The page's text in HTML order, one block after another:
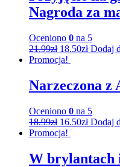
Nagroda za
Oceniono 0 na 5
21.99zł 18.50zł Dodaj
Promocja!
Narzeczona z
Oceniono 0 na 5
18.99zł 16.50zł Dodaj
Promocja!
W brylantach